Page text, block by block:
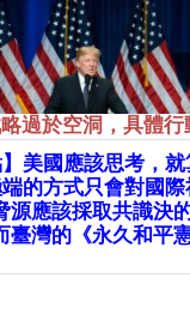
過於空洞，具體
】美國應該思考，
的方式只會對國
源應該採取共識決
臺灣的《永久和平